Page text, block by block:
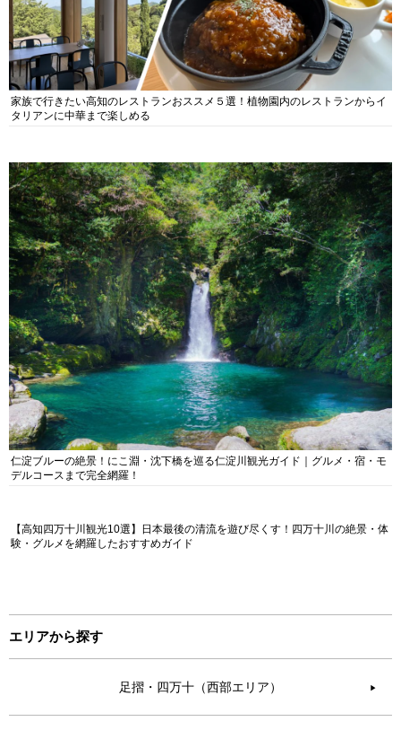
家族で行きたい高知のレストランおススメ５選！植物園内のレストランからイ
タリアンに中華まで楽しめる
仁淀ブルーの絶景！にこ淵・沈下橋を巡る仁淀川観光ガイド｜グルメ・宿・モ
デルコースまで完全網羅！
【高知四万十川観光10選】日本最後の清流を遊び尽くす！四万十川の絶景・体
験・グルメを網羅したおすすめガイド
エリアから探す
足摺・四万十（西部エリア） ▶︎